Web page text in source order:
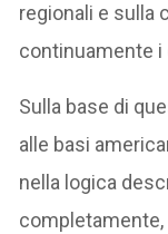
regionali e sulla
continuamente i
Sulla base di
alle basi
nella logica